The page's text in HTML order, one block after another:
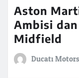
Aston
Ambisi
Midfield
Ducati